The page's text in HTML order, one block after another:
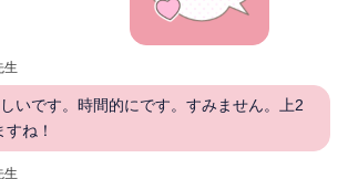
生
いです。時間的にです。すみません。上2
ね！
生